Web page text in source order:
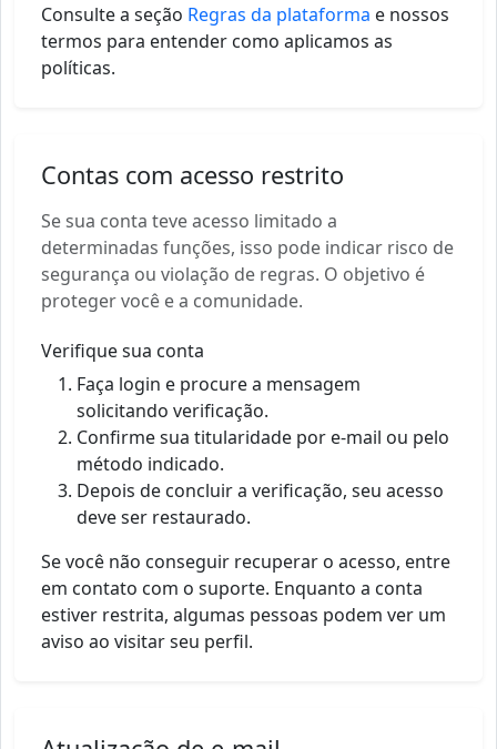
Consulte a seção Regras da plataforma e nossos
termos para entender como aplicamos as
políticas.
Contas com acesso restrito
Se sua conta teve acesso limitado a
determinadas funções, isso pode indicar risco de
segurança ou violação de regras. O objetivo é
proteger você e a comunidade.
Verifique sua conta
Faça login e procure a mensagem
solicitando verificação.
Confirme sua titularidade por e-mail ou pelo
método indicado.
Depois de concluir a verificação, seu acesso
deve ser restaurado.
Se você não conseguir recuperar o acesso, entre
em contato com o suporte. Enquanto a conta
estiver restrita, algumas pessoas podem ver um
aviso ao visitar seu perfil.